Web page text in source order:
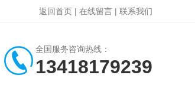
返回首页 | 在线留言 | 联系我们
全国服务咨询热线：
13418179239